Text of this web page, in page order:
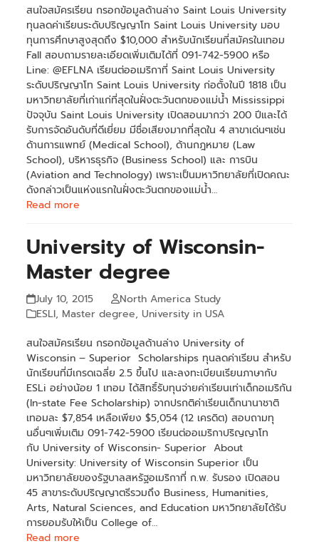
สนใจสมัครเรียน กรอกข้อมูลด้านล่าง Saint Louis University
ทุนลดค่าเรียนระดับปริญญาโท Saint Louis University มอบ
ทุนการศึกษาสูงสุดถึง $10,000 สำหรับนักเรียนที่สมัครในเทอม
Fall สอบถามรายละเอียดเพิ่มเติมได้ที่ 091-742-5900 หรือ
Line: @EFLNA เรียนต่ออเมริกาที่ Saint Louis University
ระดับปริญญาโท Saint Louis University ก่อตั้งในปี 1818 เป็น
มหาวิทยาลัยที่เก่าแก่ที่สุดในฝั่งตะวันตกของแม่น้ำ Mississippi
ปัจจุบัน Saint Louis University เปิดสอนมากว่า 200 ปีและได้
รับการจัดอันดับที่ดีเยี่ยม มีชื่อเสียงมากที่สุดใน 4 สาขาเด่นๆเช่น
ด้านการแพทย์ (Medical School), ด้านกฎหมาย (Law
School), บริหารธุรกิจ (Business School) และ การบิน
(Aviation and Technology) เพราะเป็นมหาวิทยาลัยที่เปิดคณะ
ดังกล่าวเป็นแห่งแรกในฝั่งตะวันตกของแม่น้ำ…
Read more
University of Wisconsin-
Master degree
July 10, 2015
North America Study
ESLI, Master degree,University in USA
สนใจสมัครเรียน กรอกข้อมูลด้านล่าง University of
Wisconsin – Superior Scholarships ทุนลดค่าเรียน สำหรับ
นักเรียนที่มีเกรดเฉลี่ย 2.5 ขึ้นไป และลงทะเบียนเรียนภาษากับ
ESLi อย่างน้อย 1 เทอม ได้สิทธิ์รับทุนจ่ายค่าเรียนเท่าเด็กอเมริกัน
(In-state Fee Scholarship) จากปรกติค่าเรียนเด็กนานาชาติ
เทอมละ $7,854 เหลือเพียง $5,054 (12 เครดิต) สอบถามทุ
นอื่นๆเพิ่มเติม 091-742-5900 เรียนต่ออเมริกาปริญญาโท
กับ University of Wisconsin- Superior About
University: University of Wisconsin Superior เป็น
มหาวิทยาลัยของรัฐบาลสหรัฐอเมริกาที่ ก.พ. รับรอง เปิดสอน
45 สาขาระดับปริญญาตรีรวมถึง Business, Humanities,
Arts, Natural Sciences, and Education มหาวิทยาลัยได้รับ
การยอมรับให้เป็น College of…
Read more